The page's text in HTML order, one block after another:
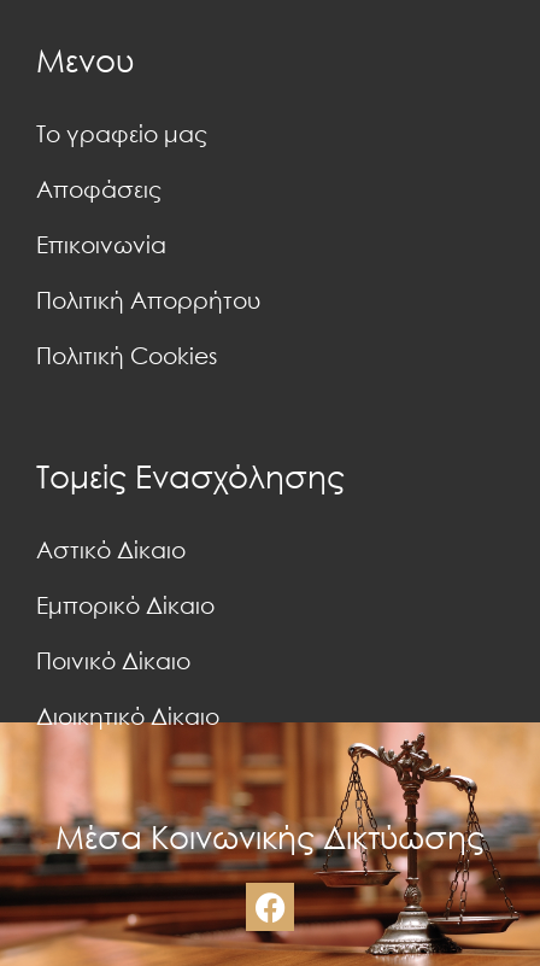
Μενου
Το γραφείο μας
Αποφάσεις
Επικοινωνία
Πολιτική Απορρήτου
Πολιτική Cookies
Τομείς Ενασχόλησης
Αστικό Δίκαιο
Εμπορικό Δίκαιο
Ποινικό Δίκαιο
Διοικητικό Δίκαιο
Μέσα Κοινωνικής Δικτύωσης